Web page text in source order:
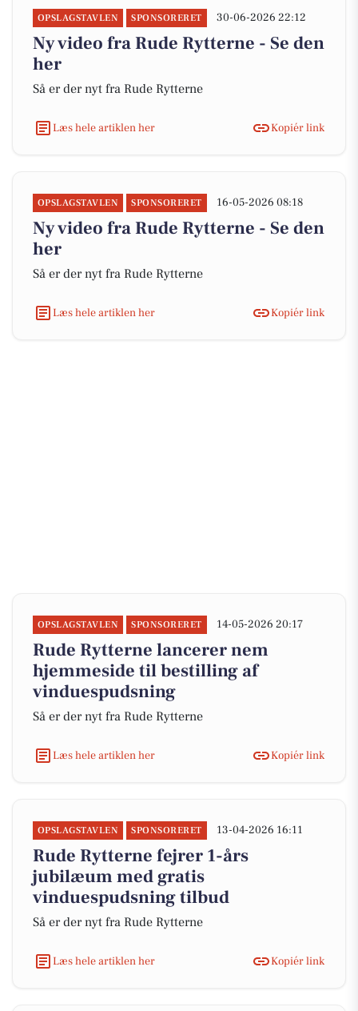
OPSLAGSTAVLEN SPONSORERET 30-06-2026 22:12
Ny video fra Rude Rytterne - Se den
her
Så er der nyt fra Rude Rytterne
Læs hele artiklen her Kopiér link
OPSLAGSTAVLEN SPONSORERET 16-05-2026 08:18
Ny video fra Rude Rytterne - Se den
her
Så er der nyt fra Rude Rytterne
Læs hele artiklen her Kopiér link
OPSLAGSTAVLEN SPONSORERET 14-05-2026 20:17
Rude Rytterne lancerer nem
hjemmeside til bestilling af
vinduespudsning
Så er der nyt fra Rude Rytterne
Læs hele artiklen her Kopiér link
OPSLAGSTAVLEN SPONSORERET 13-04-2026 16:11
Rude Rytterne fejrer 1-års
jubilæum med gratis
vinduespudsning tilbud
Så er der nyt fra Rude Rytterne
Læs hele artiklen her Kopiér link